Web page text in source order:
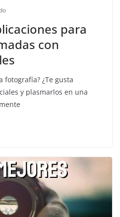
para
con
fotografía? ¿Te gusta
y plasmarlos en una